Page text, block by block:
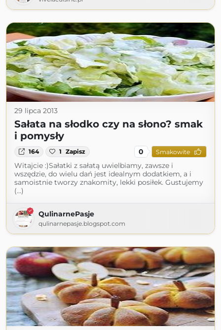
29 lipca 2013
Sałata na słodko czy na słono? smak
i pomysły
164 1 Zapisz 0 Smakowite
Witajcie :)Sałatki z sałatą uwielbiamy, zawsze i
wszędzie, do wielu dań jest idealnym dodatkiem, a i
samoistnie tworzy znakomity, lekki posiłek. Gustujemy
(...)
QulinarnePasje
qulinarnepasje.blogspot.com